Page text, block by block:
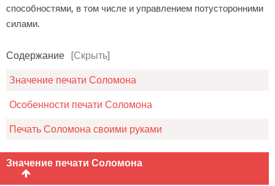
способностями, в том числе и управлением потусторонними
силами.
Содержание [Скрыть]
Значение печати Соломона
Особенности печати Соломона
Печать Соломона своими руками
Значение печати Соломона